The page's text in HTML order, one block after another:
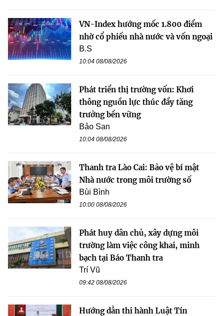
VN-Index hướng mốc 1.800 điểm
nhờ cổ phiếu nhà nước và vốn ngoại
B.S
10:04 08/08/2026
Phát triển thị trường vốn: Khơi
thông nguồn lực thúc đẩy tăng
trưởng bền vững
Bảo San
10:04 08/08/2026
Thanh tra Lào Cai: Bảo vệ bí mật
Nhà nước trong môi trường số
Bùi Bình
10:00 08/08/2026
Phát huy dân chủ, xây dựng môi
trường làm việc công khai, minh
bạch tại Báo Thanh tra
Trí Vũ
09:42 08/08/2026
Hướng dẫn thi hành Luật Tín